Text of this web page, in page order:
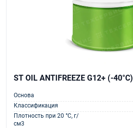
ST OIL ANTIFREEZE G12+ (-40°C)
Основа
Классификация
Плотность при 20 °С, г/
см3